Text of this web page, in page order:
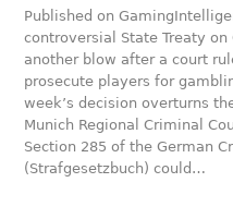
Published on
controversial State Treaty
another blow after a court
prosecute players for
week’s decision overturns
Munich Regional Criminal
Section 285 of the German
(Strafgesetzbuch) could…